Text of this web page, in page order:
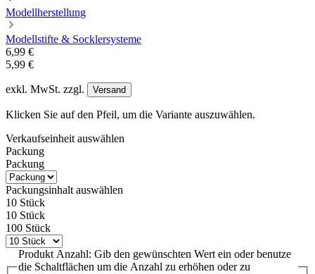
Modellherstellung
Modellstifte & Socklersysteme
6,99 €
5,99 €
exkl. MwSt. zzgl. Versand
Klicken Sie auf den Pfeil, um die Variante auszuwählen.
Verkaufseinheit auswählen
Packung
Packung
Packungsinhalt auswählen
10 Stück
10 Stück
100 Stück
Produkt Anzahl: Gib den gewünschten Wert ein oder benutze
die Schaltflächen um die Anzahl zu erhöhen oder zu